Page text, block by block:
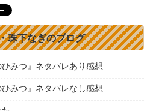
珠下なぎのブログ
みつ』ネタバレあり感想
みつ』ネタバレなし感想